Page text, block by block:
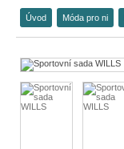
Úvod Móda pro ni